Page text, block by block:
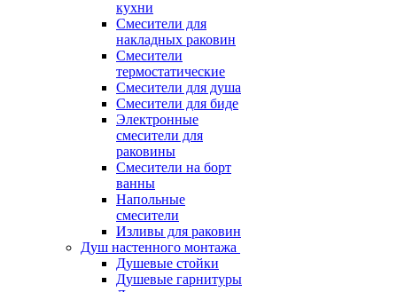
кухни
Смесители для
накладных раковин
Смесители
термостатические
Смесители для душа
Смесители для биде
Электронные
смесители для
раковины
Смесители на борт
ванны
Напольные
смесители
Изливы для раковин
Душ настенного монтажа
Душевые стойки
Душевые гарнитуры